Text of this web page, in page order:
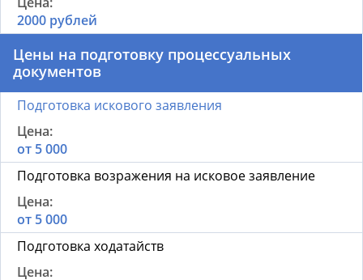
2000 рублей
Цены на подготовку процессуальных
документов
Подготовка искового заявления
от 5 000
Подготовка возражения на исковое заявление
от 5 000
Подготовка ходатайств